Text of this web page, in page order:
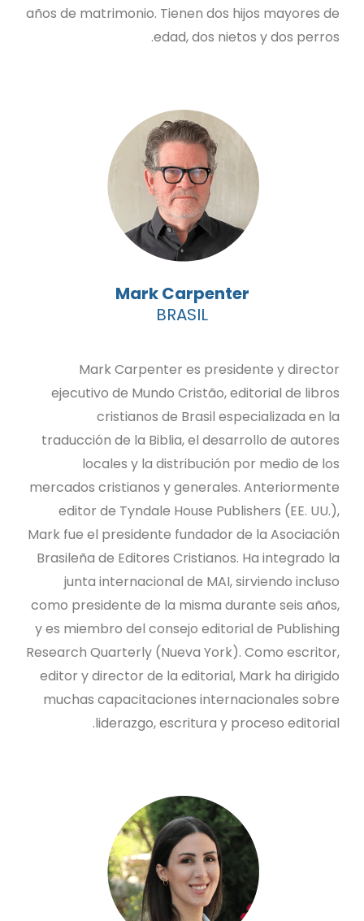
años de matrimonio. Tienen dos hijos mayores de
edad, dos nietos y dos perros.
Mark Carpenter
BRASIL
Mark Carpenter es presidente y director
ejecutivo de Mundo Cristão, editorial de libros
cristianos de Brasil especializada en la
traducción de la Biblia, el desarrollo de autores
locales y la distribución por medio de los
mercados cristianos y generales. Anteriormente
editor de Tyndale House Publishers (EE. UU.),
Mark fue el presidente fundador de la Asociación
Brasileña de Editores Cristianos. Ha integrado la
junta internacional de MAI, sirviendo incluso
como presidente de la misma durante seis años,
y es miembro del consejo editorial de Publishing
Research Quarterly (Nueva York). Como escritor,
editor y director de la editorial, Mark ha dirigido
muchas capacitaciones internacionales sobre
liderazgo, escritura y proceso editorial.